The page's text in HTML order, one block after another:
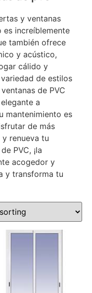
y ventanas
es increíblemente
también ofrece
y acústico,
cálido y
de estilos
de PVC
a
mantenimiento es
de más
renueva tu
PVC, ¡la
acogedor y
y transforma tu